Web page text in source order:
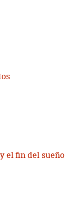
el fin del sueño